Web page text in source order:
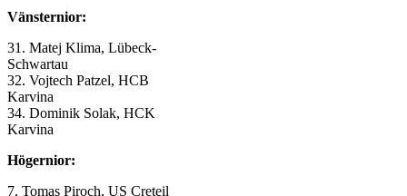
Vänsternior:
31. Matej Klima, Lübeck-
Schwartau
32. Vojtech Patzel, HCB
Karvina
34. Dominik Solak, HCK
Karvina
Högernior:
7. Tomas Piroch, US Creteil